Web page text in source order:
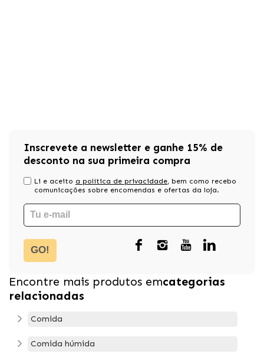
Inscrevete a newsletter e ganhe 15% de
desconto na sua primeira compra
Li e aceito a política de privacidade, bem como recebo
comunicações sobre encomendas e ofertas da loja.
GO!
Encontre mais produtos emcategorias
relacionadas
Comida
Comida húmida